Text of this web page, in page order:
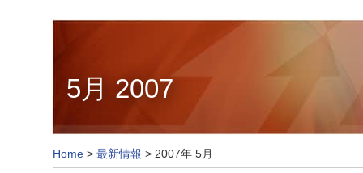
5月 2007
Home > 最新情報 > 2007年 5月